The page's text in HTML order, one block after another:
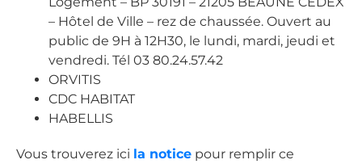
– Hôtel de Ville – rez de chaussée. Ouvert au
public de 9H à 12H30, le lundi, mardi, jeudi et
vendredi. Tél 03 80.24.57.42
ORVITIS
CDC HABITAT
HABELLIS
Vous trouverez ici la notice pour remplir ce